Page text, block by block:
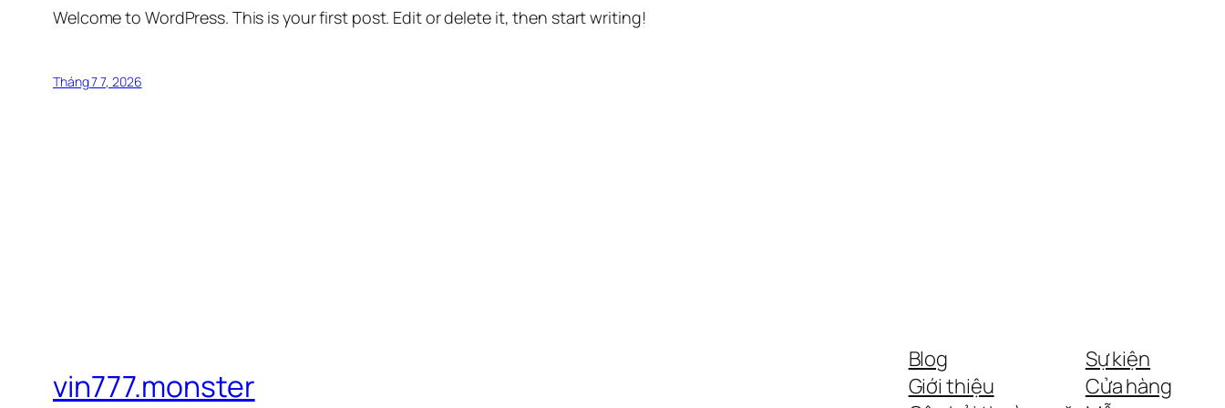
Welcome to WordPress. This is your first post. Edit or delete it, then start writing!
Tháng 7 7, 2026
vin777.monster
Blog
Giới thiệu
Sự kiện
Cửa hàng